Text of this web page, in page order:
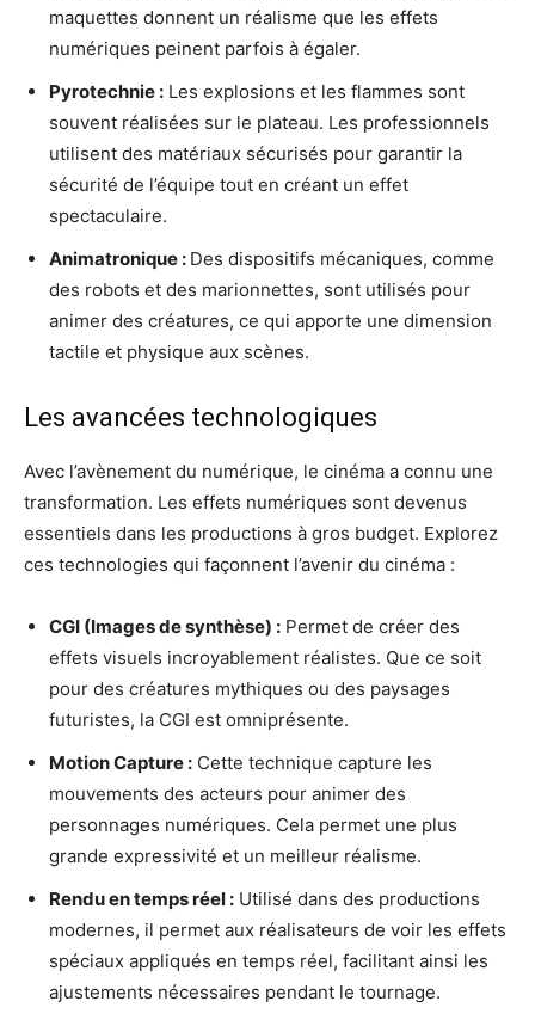
maquettes donnent un réalisme que les effets
numériques peinent parfois à égaler.
Pyrotechnie : Les explosions et les flammes sont
souvent réalisées sur le plateau. Les professionnels
utilisent des matériaux sécurisés pour garantir la
sécurité de l’équipe tout en créant un effet
spectaculaire.
Animatronique : Des dispositifs mécaniques, comme
des robots et des marionnettes, sont utilisés pour
animer des créatures, ce qui apporte une dimension
tactile et physique aux scènes.
Les avancées technologiques
Avec l’avènement du numérique, le cinéma a connu une
transformation. Les effets numériques sont devenus
essentiels dans les productions à gros budget. Explorez
ces technologies qui façonnent l’avenir du cinéma :
CGI (Images de synthèse) : Permet de créer des
effets visuels incroyablement réalistes. Que ce soit
pour des créatures mythiques ou des paysages
futuristes, la CGI est omniprésente.
Motion Capture : Cette technique capture les
mouvements des acteurs pour animer des
personnages numériques. Cela permet une plus
grande expressivité et un meilleur réalisme.
Rendu en temps réel : Utilisé dans des productions
modernes, il permet aux réalisateurs de voir les effets
spéciaux appliqués en temps réel, facilitant ainsi les
ajustements nécessaires pendant le tournage.